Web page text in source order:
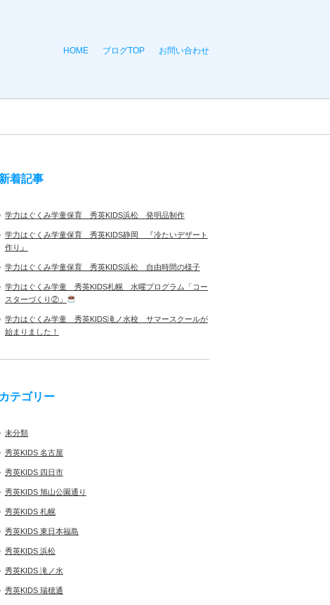
HOME ブログTOP お問い合わせ
新着記事
学力はぐくみ学童保育 秀英KIDS浜松 発明品制作
学力はぐくみ学童保育 秀英KIDS静岡 『冷たいデザート
作り』
学力はぐくみ学童保育 秀英KIDS浜松 自由時間の様子
学力はぐくみ学童 秀英KIDS札幌 水曜プログラム「コー
スターづくり②」
学力はぐくみ学童 秀英KIDS滝ノ水校 サマースクールが
始まりました！
カテゴリー
未分類
秀英KIDS 名古屋
秀英KIDS 四日市
秀英KIDS 旭山公園通り
秀英KIDS 札幌
秀英KIDS 東日本福島
秀英KIDS 浜松
秀英KIDS 滝ノ水
秀英KIDS 瑞穂通